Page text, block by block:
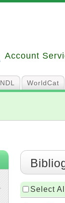
Account
NDL WorldCat
Select All